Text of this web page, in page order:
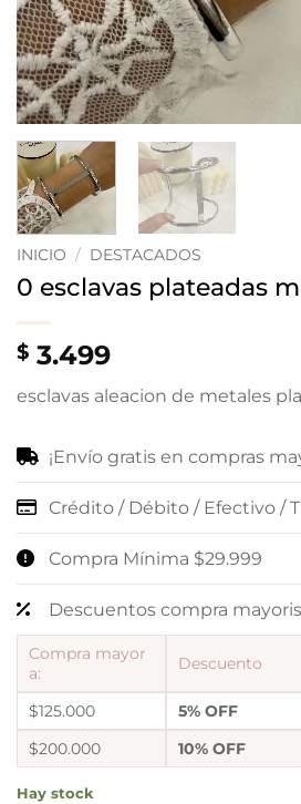
INICIO / DESTACADOS
0 esclavas plateadas
$ 3.499
esclavas aleacion de metales
¡Envío gratis en compras
Crédito / Débito / Efectivo /
Compra Mínima $29.999
Descuentos compra
Compra mayor
a:
Descuento
$125.000
5% OFF
$200.000
10% OFF
Hay stock